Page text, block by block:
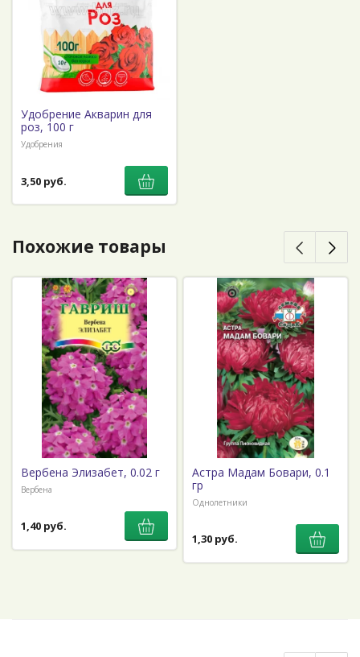
Удобрение Акварин для
роз, 100 г
Удобрения
3,50 руб.
Похожие товары
Вербена Элизабет, 0.02 г
Вербена
1,40 руб.
Астра Мадам Бовари, 0.1
гр
Однолетники
1,30 руб.